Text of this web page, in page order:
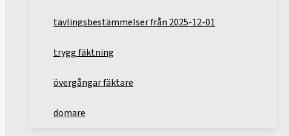
tävlingsbestämmelser från 2025-12-01
trygg fäktning
övergångar fäktare
domare